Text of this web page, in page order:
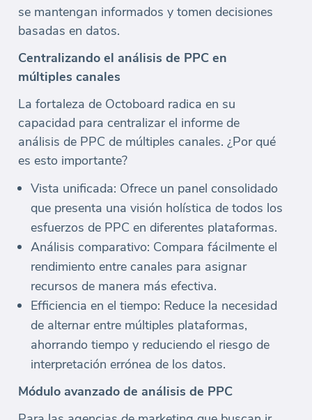
se mantengan informados y tomen decisiones
basadas en datos.
Centralizando el análisis de PPC en
múltiples canales
La fortaleza de Octoboard radica en su
capacidad para centralizar el informe de
análisis de PPC de múltiples canales. ¿Por qué
es esto importante?
Vista unificada: Ofrece un panel consolidado
que presenta una visión holística de todos los
esfuerzos de PPC en diferentes plataformas.
Análisis comparativo: Compara fácilmente el
rendimiento entre canales para asignar
recursos de manera más efectiva.
Efficiencia en el tiempo: Reduce la necesidad
de alternar entre múltiples plataformas,
ahorrando tiempo y reduciendo el riesgo de
interpretación errónea de los datos.
Módulo avanzado de análisis de PPC